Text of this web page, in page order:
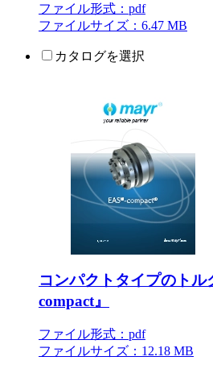
ファイル形式：pdf
ファイルサイズ：6.47 MB
カタログを選択
コンパクトタイプのト
compact』
ファイル形式：pdf
ファイルサイズ：12.18 MB